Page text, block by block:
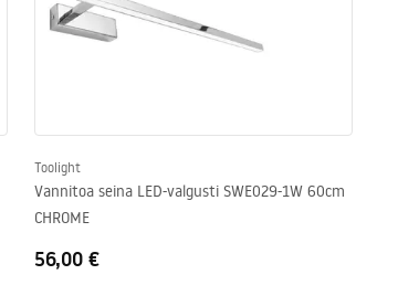
Toolight
Vannitoa seina LED-valgusti SWE029-1W 60cm
CHROME
56,00 €